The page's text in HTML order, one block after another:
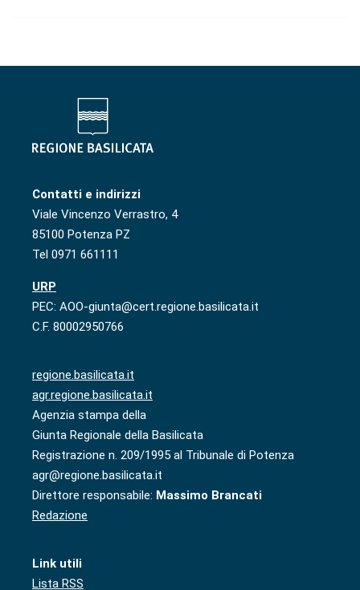
Contatti e indirizzi
Viale Vincenzo Verrastro, 4
85100 Potenza PZ
Tel 0971 661111
URP
PEC: AOO-giunta@cert.regione.basilicata.it
C.F. 80002950766
regione.basilicata.it
agr.regione.basilicata.it
Agenzia stampa della
Giunta Regionale della Basilicata
Registrazione n. 209/1995 al Tribunale di Potenza
agr@regione.basilicata.it
Direttore responsabile: Massimo Brancati
Redazione
Link utili
Lista RSS